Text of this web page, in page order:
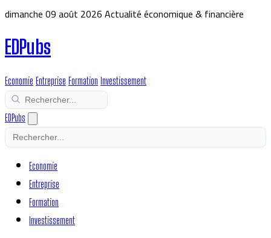
dimanche 09 août 2026Actualité économique & financière
EDPubs
Economie Entreprise Formation Investissement
EDPubs
Economie
Entreprise
Formation
Investissement